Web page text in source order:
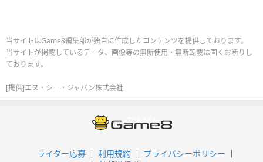
当サイトはGame8編集部が独自に作成したコンテンツを提供しております。
当サイトが掲載しているデータ、画像等の無断使用・無断転載は固くお断りし
ております。
[提供]エヌ・シー・ジャパン株式会社
ライター応募 利用規約
プライバシーポリシー